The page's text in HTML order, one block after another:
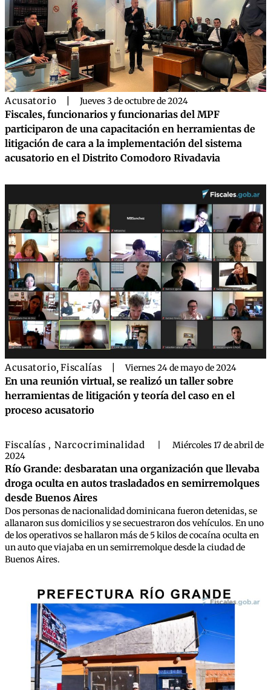
Acusatorio Jueves 3 de octubre de 2024
Fiscales, funcionarios y funcionarias del MPF
participaron de una capacitación en herramientas de
litigación de cara a la implementación del sistema
acusatorio en el Distrito Comodoro Rivadavia
Acusatorio,Fiscalías Viernes 24 de mayo de 2024
En una reunión virtual, se realizó un taller sobre
herramientas de litigación y teoría del caso en el
proceso acusatorio
Fiscalías , Narcocriminalidad
Miércoles 17 de abril de
2024
Río Grande: desbaratan una organización que llevaba
droga oculta en autos trasladados en semirremolques
desde Buenos Aires
Dos personas de nacionalidad dominicana fueron detenidas, se
allanaron sus domicilios y se secuestraron dos vehículos. En uno
de los operativos se hallaron más de 5 kilos de cocaína oculta en
un auto que viajaba en un semirremolque desde la ciudad de
Buenos Aires.